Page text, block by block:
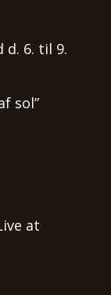
d. 6. til 9.
sol”
at